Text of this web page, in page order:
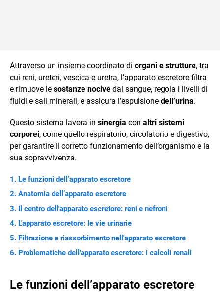
Attraverso un insieme coordinato di organi e strutture, tra
cui reni, ureteri, vescica e uretra, l’apparato escretore filtra
e rimuove le sostanze nocive dal sangue, regola i livelli di
fluidi e sali minerali, e assicura l’espulsione dell’urina.
Questo sistema lavora in sinergia con altri sistemi
corporei, come quello respiratorio, circolatorio e digestivo,
per garantire il corretto funzionamento dell’organismo e la
sua sopravvivenza.
Le funzioni dell’apparato escretore
Anatomia dell’apparato escretore
Il centro dell'apparato escretore: reni e nefroni
L'apparato escretore: le vie urinarie
Filtrazione e riassorbimento nell'apparato escretore
Problematiche dell'apparato escretore: i calcoli renali
Le funzioni dell’apparato escretore